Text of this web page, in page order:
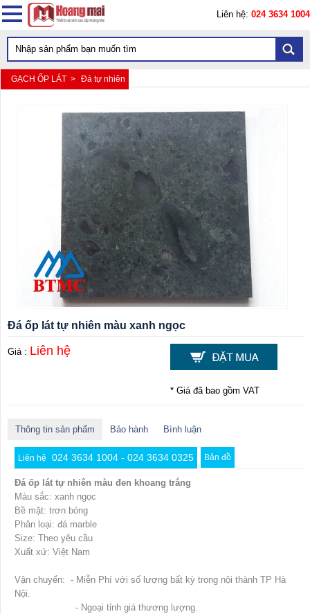
Liên hệ: 024 3634 1004
GẠCH ỐP LÁT > Đá tự nhiên
Đá ốp lát tự nhiên màu xanh ngọc
Giá : Liên hệ
* Giá đã bao gồm VAT
Thông tin sản phẩm Bảo hành Bình luận
Liên hệ 024 3634 1004 - 024 3634 0325 Bản đồ
Đá ốp lát tự nhiên màu đen khoang trắng
Màu sắc: xanh ngọc
Bề mặt: trơn bóng
Phân loại: đá marble
Size: Theo yêu cầu
Xuất xứ: Việt Nam
Vận chuyển: - Miễn Phí với số lượng bất kỳ trong nội thành TP Hà
Nội.
- Ngoại tỉnh giá thương lượng.